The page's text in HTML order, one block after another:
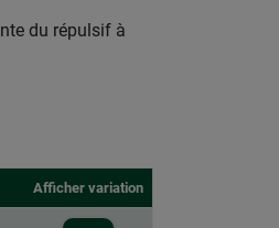
du répulsif à
Afficher variation